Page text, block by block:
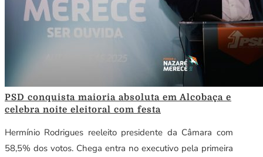
PSD conquista maioria absoluta em Alcobaça e
celebra noite eleitoral com festa
Hermínio Rodrigues reeleito presidente da Câmara com
58,5% dos votos. Chega entra no executivo pela primeira